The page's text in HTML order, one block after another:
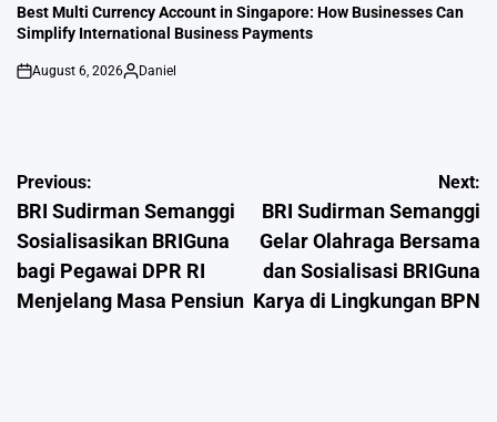
IN
Best Multi Currency Account in Singapore: How Businesses Can
Simplify International Business Payments
on
August 6, 2026
Posted
Daniel
Post
navigation
Previous:
BRI Sudirman Semanggi
Sosialisasikan BRIGuna
bagi Pegawai DPR RI
Menjelang Masa Pensiun
Next:
BRI Sudirman Semanggi
Gelar Olahraga Bersama
dan Sosialisasi BRIGuna
Karya di Lingkungan BPN